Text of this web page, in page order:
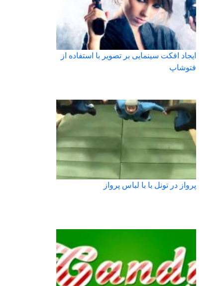
ایجاد افکت سینمایی بر تصویر با استفاده از
فتوشاپ
پرواز در تونل با با لباس پرواز